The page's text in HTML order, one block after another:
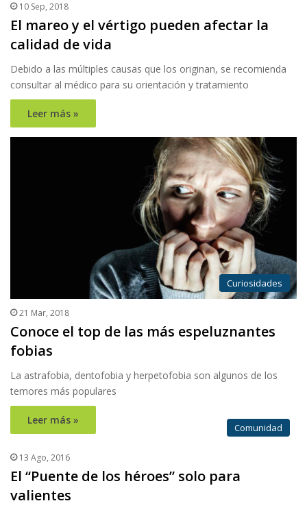
10 Sep, 2018
El mareo y el vértigo pueden afectar la
calidad de vida
Debido a las múltiples causas que los originan, se recomienda
consultar al médico para su orientación y tratamiento
Leer más »
Curiosidades
21 Mar, 2018
Conoce el top de las más espeluznantes
fobias
La astrafobia, dentofobia y herpetofobia son algunos de los
temores más populares
Leer más »
Comunidad
13 Ago, 2016
El “Puente de los héroes” solo para
valientes